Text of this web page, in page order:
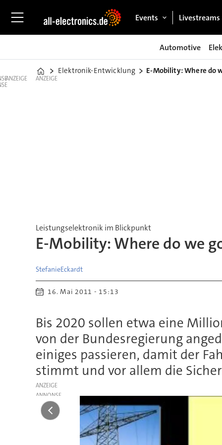
Events Livestreams
Automotive
Home
Elektronik-Entwicklung E-Mobility: Where do
ANZEIGE ANZEIGE
Leistungselektronik im Blickpunkt
E-Mobility: Where do we
StefanieEckardt
16. Mai 2011 - 15:13
Bis 2020 sollen etwa eine
von der Bundesregierung
einiges passieren, damit der
stimmt und vor allem die
ANZEIGE